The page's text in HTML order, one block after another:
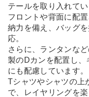
テールを取り入れてい
フロントや背面に配
納力を備え、バッグ
応。
さらに、ランタンな
製のDカンを配置し
にも配慮しています。
Tシャツやシャツの上
で、レイヤリングを楽